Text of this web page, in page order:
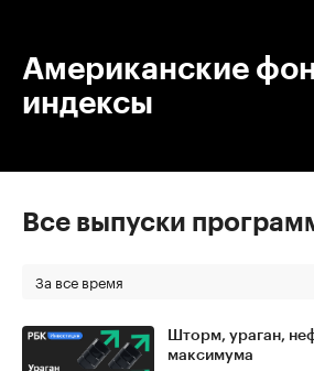
Американские
индексы
Все выпуски
За все время
Шторм, ураган,
максимума